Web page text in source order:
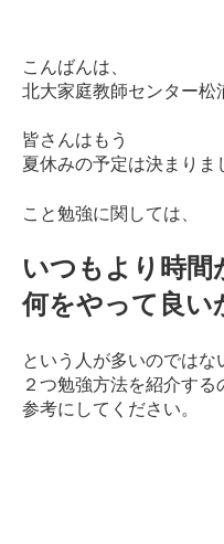
こんばんは、
北大家庭教師センター松
皆さんはもう
夏休みの予定は決まりま
こと勉強に関しては、
いつもより時間
何をやって良い
という人が多いのではな
２つ勉強方法を紹介する
参考にしてください。